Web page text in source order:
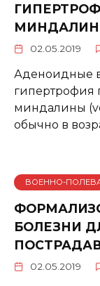
02.05.2019
Аденоидные
гипертрофия
миндалины
обычно в
ВОЕННО-
БОЛЕЗНИ
02.05.2019